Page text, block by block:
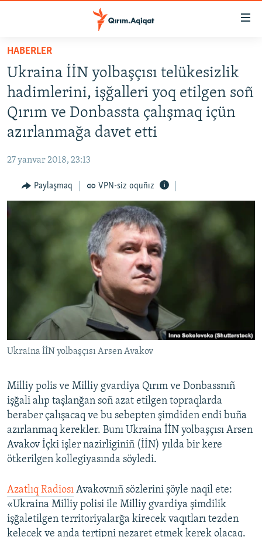
Esas
qaytmaq
Baş
navigatsiyağa
qaytmaq
Qıdıruvğa
HABERLER
SİYASET
İQTİSADİYAT
CEMİYET
İNSAN AQLARI
VİDEO
Русский
Українською
QOŞULIÑIZ!
RFE/RS bütün saytları
HABERLER
Ukraina İİN yolbaşçısı telükesizlik
hadimlerini, işğalleri yoq etilgen soñ
Qırım ve Donbassta çalışmaq içün
azırlanmağa davet etti
27 yanvar 2018, 23:13
Paylaşmaq VPN-siz oquñız
Ukraina İİN yolbaşçısı Arsen Avakov
Milliy polis ve Milliy gvardiya Qırım ve Donbassnıñ
işğali alıp taşlanğan soñ azat etilgen topraqlarda
beraber çalışacaq ve bu sebepten şimdiden endi buña
azırlanmaq kerekler. Bunı Ukraina İİN yolbaşçısı Arsen
Avakov İçki işler nazirliginiñ (İİN) yılda bir kere
ötkerilgen kollegiyasında söyledi.
Azatlıq Radiosı Avakovnıñ sözlerini şöyle naqil ete:
«Ukraina Milliy polisi ile Milliy gvardiya şimdilik
işğaletilgen territoriyalarğa kirecek vaqıtları tezden
kelecek ve anda tertipni nezaret etmek kerek olacaq.